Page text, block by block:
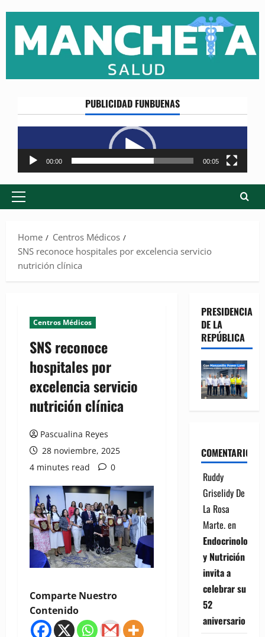
content
PUBLICIDAD FUNBUENAS
Reproductor
de
vídeo
00:00 00:05
Primary
Home
Centros Médicos
SNS reconoce hospitales por excelencia servicio
nutrición clínica
Centros Médicos
SNS reconoce
hospitales por
excelencia servicio
nutrición clínica
Pascualina Reyes
28 noviembre, 2025
4 minutes read
0
Comparte Nuestro
Contenido
PRESIDENCIA
DE LA
REPÚBLICA
COMENTARIOS
Ruddy
Griselidy De
La Rosa
Marte.en
Endocrinología
y Nutrición
invita a
celebrar su
52
aniversario